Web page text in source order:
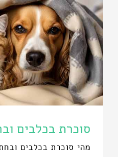
סוכרת בכלבים
מהי סוכרת בכלבים